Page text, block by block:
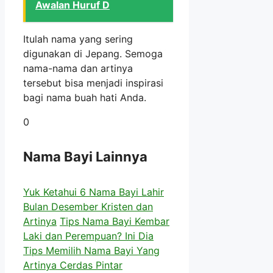
Awalan Huruf D
Itulah nama yang sering
digunakan di Jepang. Semoga
nama-nama dan artinya
tersebut bisa menjadi inspirasi
bagi nama buah hati Anda.
0
Nama Bayi Lainnya
Yuk Ketahui 6 Nama Bayi Lahir
Bulan Desember Kristen dan
Artinya Tips Nama Bayi Kembar
Laki dan Perempuan? Ini Dia
Tips Memilih Nama Bayi Yang
Artinya Cerdas Pintar